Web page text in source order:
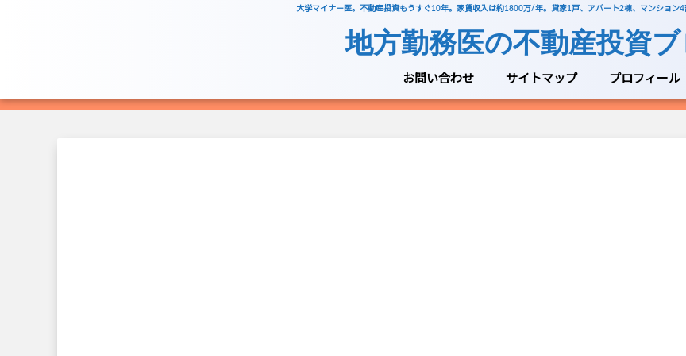
大学マイナー医。不動産投資もうすぐ10年。家賃収入は約1800万/年。貸家1戸、アパート2棟、マンション4
地方勤務医の不動産投資
お問い合わせ サイトマップ プロフィール